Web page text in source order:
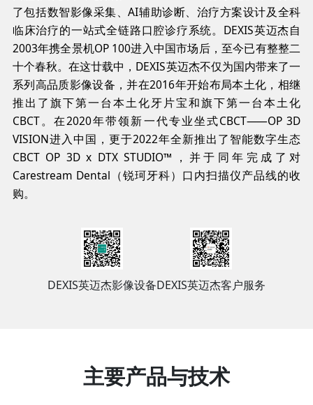
了包括数智影像采集、AI辅助诊断、治疗方案设计及全科
临床治疗的一站式全链路口腔诊疗系统。DEXIS英迈杰自
2003年携全景机OP 100进入中国市场后，至今已有整整二
十个春秋。在这廿载中，DEXIS英迈杰不仅为国内带来了一
系列高品质影像设备，并在2016年开始布局本土化，相继
推出了旗下第一台本土化牙片宝和旗下第一台本土化
CBCT。在2020年带领新一代专业坐式CBCT⸺OP 3D
VISION进入中国，更于2022年全新推出了智能数字生态
CBCT OP 3D x DTX STUDIO™，并于同年完成了对
Carestream Dental（锐珂牙科）口内扫描仪产品线的收
购。
DEXIS英迈杰影像设备DEXIS英迈杰客户服务
主要产品与技术